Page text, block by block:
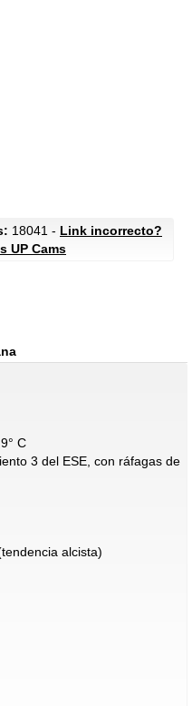
18041 - Link incorrecto?
UP Cams
C
3 del ESE, con ráfagas de
alcista)